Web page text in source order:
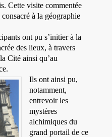
Cette visite commentée
à la géographie
ont pu s’initier à la
des lieux, à travers
Cité ainsi qu’au
Ils ont ainsi pu,
notamment,
entrevoir les
mystères
alchimiques du
grand portail de ce